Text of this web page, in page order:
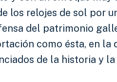
los relojes de sol por
del patrimonio
como ésta, en la
de la historia y